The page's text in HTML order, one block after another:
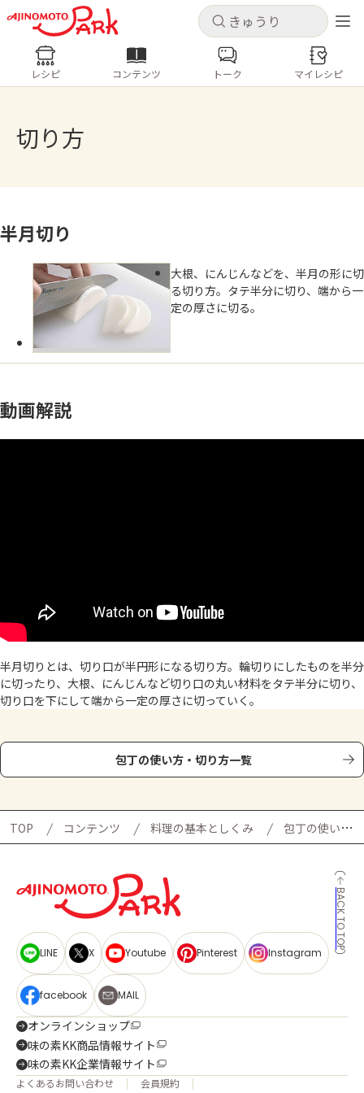
キャンセル
ログインするとレシピを保存できます
レシピ
トーク
よくあるお問い合わせ
キャンセル
レシピ コンテンツ
人気の食材・レシピ
レシピ コンテンツ トーク マイレシピ
切り方
半月切り
大根、にんじんなどを、半月の形に切
る切り方。タテ半分に切り、端から一
定の厚さに切る。
動画解説
半月切りとは、切り口が半円形になる切り方。輪切りにしたものを半分
に切ったり、大根、にんじんなど切り口の丸い材料をタテ半分に切り、
切り口を下にして端から一定の厚さに切っていく。
包丁の使い方・切り方一覧
TOP コンテンツ 料理の基本としくみ 包丁の使い方・切り方
BACK TO TOP
LINE X Youtube Pinterest Instagram
facebook MAIL
オンラインショップ
味の素KK商品情報サイト
味の素KK企業情報サイト
よくあるお問い合わせ
会員規約